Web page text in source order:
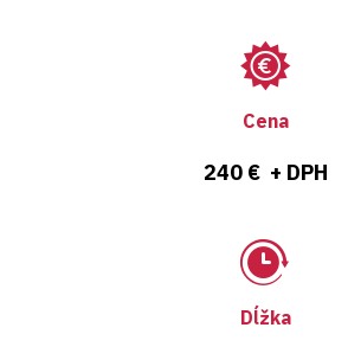
Cena
240 € + DPH
Dĺžka